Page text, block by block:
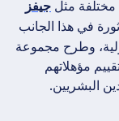
مثلجيفز
في هذا الجانب
وطرح مجموعة
مؤهلاتهم
البشريين.